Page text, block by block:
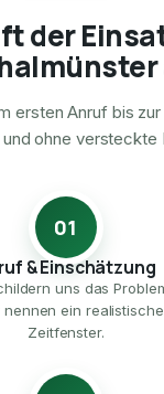
der
ersten Anruf bis
ohne versteckte
01
& Einschätzung
uns das
ein
Zeitfenster.